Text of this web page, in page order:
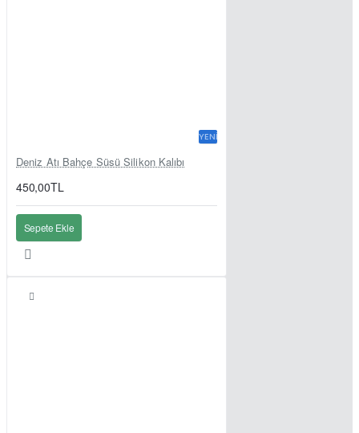
YENI
Deniz Atı Bahçe Süsü Silikon Kalıbı
450,00TL
Sepete Ekle